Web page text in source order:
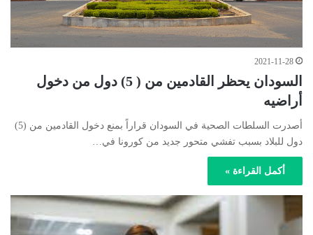
2021-11-28
السودان يحظر القادمين من ( 5) دول من دخول
أراضيه
أصدرت السلطات الصحية في السودان قراراً بمنع دخول القادمين من (5)
دول للبلاد بسبب تفشي متحور جديد من كورونا في…
أكمل القراءة »